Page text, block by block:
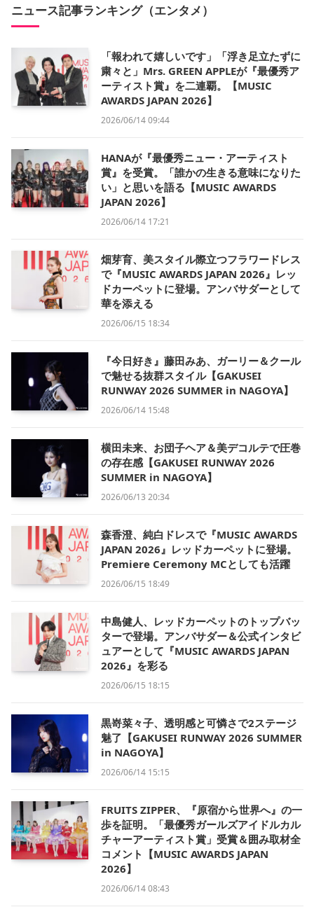
ニュース記事ランキング（エンタメ）
「報われて嬉しいです」「浮き足立たずに
粛々と」Mrs. GREEN APPLEが『最優秀ア
ーティスト賞』を二連覇。【MUSIC
AWARDS JAPAN 2026】
2026/06/14 09:44
HANAが『最優秀ニュー・アーティスト
賞』を受賞。「誰かの生きる意味になりた
い」と思いを語る【MUSIC AWARDS
JAPAN 2026】
2026/06/14 17:21
畑芽育、美スタイル際立つフラワードレス
で『MUSIC AWARDS JAPAN 2026』レッ
ドカーペットに登場。アンバサダーとして
華を添える
2026/06/15 18:34
『今日好き』藤田みあ、ガーリー＆クール
で魅せる抜群スタイル【GAKUSEI
RUNWAY 2026 SUMMER in NAGOYA】
2026/06/14 15:48
横田未来、お団子ヘア＆美デコルテで圧巻
の存在感【GAKUSEI RUNWAY 2026
SUMMER in NAGOYA】
2026/06/13 20:34
森香澄、純白ドレスで『MUSIC AWARDS
JAPAN 2026』レッドカーペットに登場。
Premiere Ceremony MCとしても活躍
2026/06/15 18:49
中島健人、レッドカーペットのトップバッ
ターで登場。アンバサダー＆公式インタビ
ュアーとして『MUSIC AWARDS JAPAN
2026』を彩る
2026/06/15 18:15
黒嵜菜々子、透明感と可憐さで2ステージ
魅了【GAKUSEI RUNWAY 2026 SUMMER
in NAGOYA】
2026/06/14 15:15
FRUITS ZIPPER、『原宿から世界へ』の一
歩を証明。「最優秀ガールズアイドルカル
チャーアーティスト賞」受賞＆囲み取材全
コメント【MUSIC AWARDS JAPAN
2026】
2026/06/14 08:43